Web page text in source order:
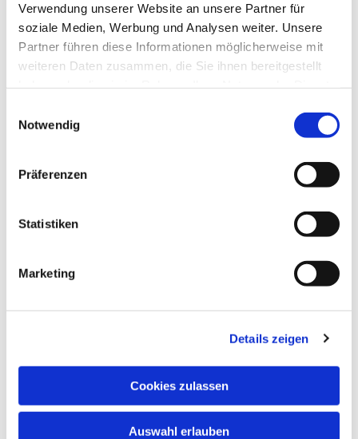
Verwendung unserer Website an unsere Partner für
soziale Medien, Werbung und Analysen weiter. Unsere
Partner führen diese Informationen möglicherweise mit
weiteren Daten zusammen, die Sie ihnen bereitgestellt
Notwendig
Präferenzen
Statistiken
Marketing
Details zeigen
Cookies zulassen
Auswahl erlauben
Gottesdienste